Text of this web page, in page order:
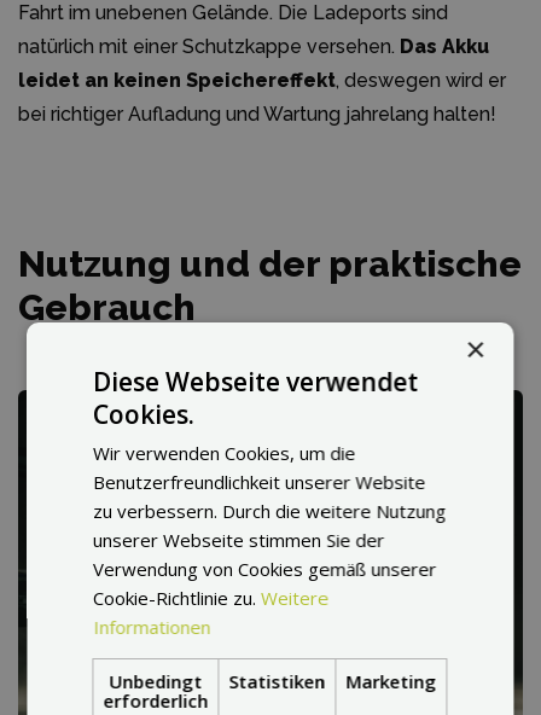
Fahrt im unebenen Gelände. Die Ladeports sind
natürlich mit einer Schutzkappe versehen. Das Akku
leidet an keinen Speichereffekt, deswegen wird er
bei richtiger Aufladung und Wartung jahrelang halten!
Nutzung und der praktische
Gebrauch
×
Diese Webseite verwendet
Cookies.
Wir verwenden Cookies, um die
Benutzerfreundlichkeit unserer Website
zu verbessern. Durch die weitere Nutzung
unserer Webseite stimmen Sie der
Verwendung von Cookies gemäß unserer
Cookie-Richtlinie zu.Weitere
Informationen
Unbedingt
erforderlich
Statistiken Marketing